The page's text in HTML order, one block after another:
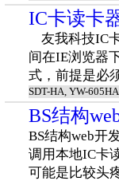
IC卡读卡
友我科技IC
间在IE浏览器
式，前提是必
SDT-HA, YW-
BS结构
BS结构web开
调用本地IC卡
可能是比较头